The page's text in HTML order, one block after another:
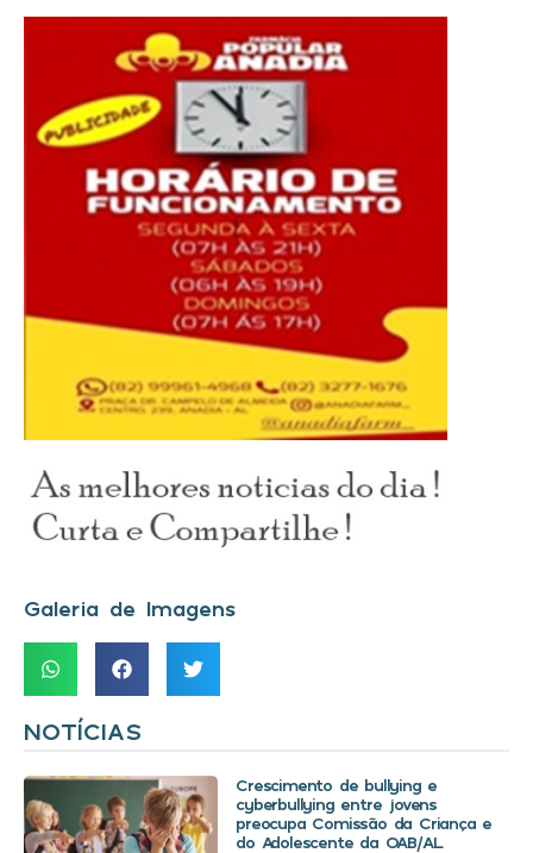
Galeria de Imagens
NOTÍCIAS
Crescimento de bullying e
cyberbullying entre jovens
preocupa Comissão da Criança e
do Adolescente da OAB/AL